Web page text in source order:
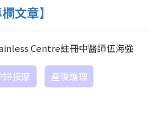
文章】
Centre註冊中醫師伍海強
婦按摩
產後護理